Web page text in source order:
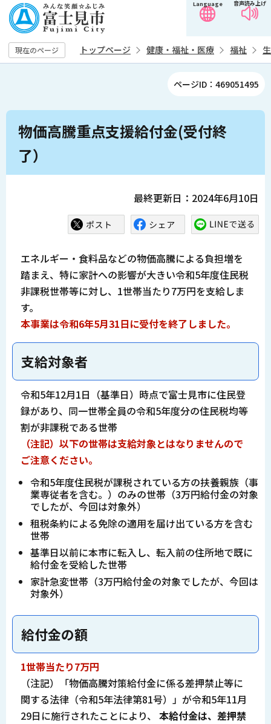
の
ペ
ー
音声読み上げ
Language
現在のページ トップページ 健康・福祉・医療 福祉
ページID：469051495
本
か
物価高騰重点支援給付金(受付終
了）
最終更新日：2024年6月10日
エネルギー・食料品などの物価高騰による負担増を
踏まえ、特に家計への影響が大きい令和5年度住民税
非課税世帯等に対し、1世帯当たり7万円を支給しま
す。
本事業は令和6年5月31日に受付を終了しました。
支給対象者
令和5年12月1日（基準日）時点で富士見市に住民登
録があり、同一世帯全員の令和5年度分の住民税均等
割が非課税である世帯
（注記）以下の世帯は支給対象とはなりませんので
ご注意ください。
令和5年度住民税が課税されている方の扶養親族（事
業専従者を含む。）のみの世帯（3万円給付金の対象
でしたが、今回は対象外）
租税条約による免除の適用を届け出ている方を含む
世帯
基準日以前に本市に転入し、転入前の住所地で既に
給付金を受給した世帯
家計急変世帯（3万円給付金の対象でしたが、今回は
対象外）
給付金の額
1世帯当たり7万円
（注記）「物価高騰対策給付金に係る差押禁止等に
関する法律（令和5年法律第81号）」が令和5年11月
29日に施行されたことにより、 本給付金は、差押禁